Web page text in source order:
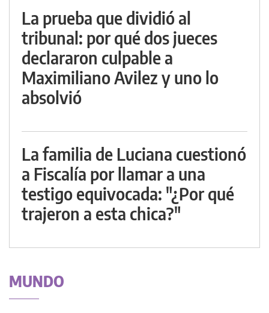
La prueba que dividió al
tribunal: por qué dos jueces
declararon culpable a
Maximiliano Avilez y uno lo
absolvió
La familia de Luciana cuestionó
a Fiscalía por llamar a una
testigo equivocada: "¿Por qué
trajeron a esta chica?"
MUNDO